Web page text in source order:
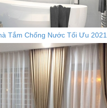
Tắm Chống Nước Tối Ưu 2021